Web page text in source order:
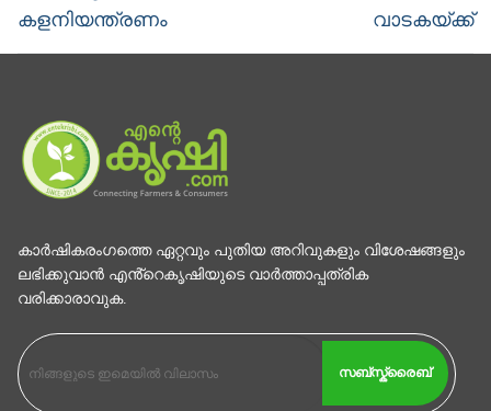
post:
കളനിയന്ത്രണം
വാടകയ്ക്ക്
കാര്‍ഷികരംഗത്തെ ഏറ്റവും പുതിയ അറിവുകളും വിശേഷങ്ങളും
ലഭിക്കുവാന്‍ എൻ്റെകൃഷിയുടെ വാര്‍ത്താപ്പത്രിക
വരിക്കാരാവുക.
സബ്സ്ക്രൈബ്